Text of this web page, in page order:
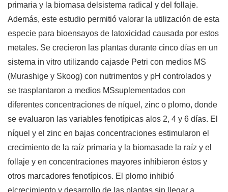
primaria y la biomasa delsistema radical y del follaje.
Además, este estudio permitió valorar la utilización de esta
especie para bioensayos de latoxicidad causada por estos
metales. Se crecieron las plantas durante cinco días en un
sistema in vitro utilizando cajasde Petri con medios MS
(Murashige y Skoog) con nutrimentos y pH controlados y
se trasplantaron a medios MSsuplementados con
diferentes concentraciones de níquel, zinc o plomo, donde
se evaluaron las variables fenotípicas alos 2, 4 y 6 días. El
níquel y el zinc en bajas concentraciones estimularon el
crecimiento de la raíz primaria y la biomasade la raíz y el
follaje y en concentraciones mayores inhibieron éstos y
otros marcadores fenotípicos. El plomo inhibió